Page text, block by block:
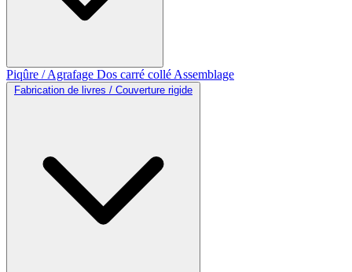
Piqûre / Agrafage Dos carré collé Assemblage
Fabrication de livres / Couverture rigide